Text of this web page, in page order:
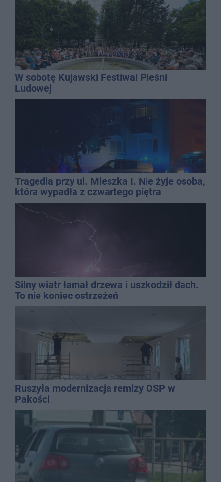
W sobotę Kujawski Festiwal Pieśni
Ludowej
Tragedia przy ul. Mieszka I. Nie żyje osoba,
która wypadła z czwartego piętra
Silny wiatr łamał drzewa i uszkodził dach.
To nie koniec ostrzeżeń
Ruszyła modernizacja remizy OSP w
Pakości